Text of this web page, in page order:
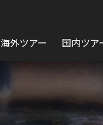
海外ツアー 国内ツア